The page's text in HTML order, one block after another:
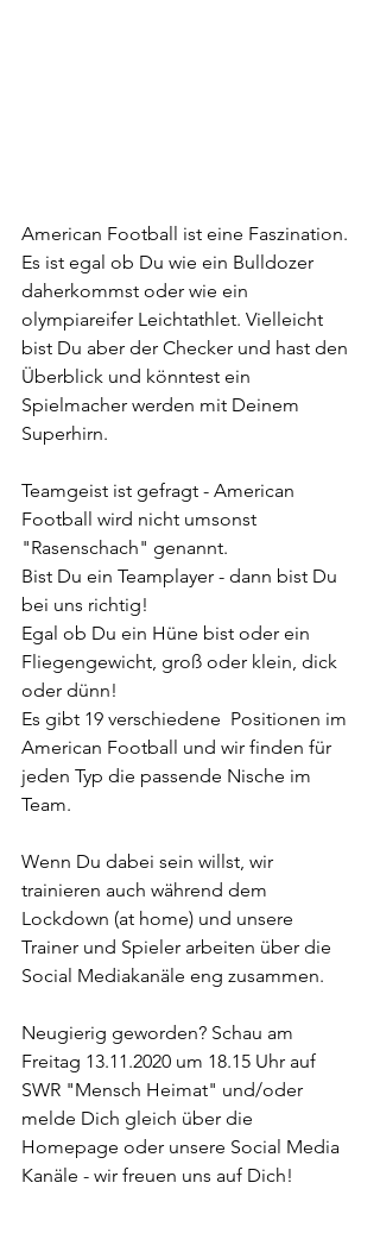
American Football ist eine Faszination.
Es ist egal ob Du wie ein Bulldozer
daherkommst oder wie ein
olympiareifer Leichtathlet. Vielleicht
bist Du aber der Checker und hast den
Überblick und könntest ein
Spielmacher werden mit Deinem
Superhirn.
Teamgeist ist gefragt - American
Football wird nicht umsonst
"Rasenschach" genannt.
Bist Du ein Teamplayer - dann bist Du
bei uns richtig!
Egal ob Du ein Hüne bist oder ein
Fliegengewicht, groß oder klein, dick
oder dünn!
Es gibt 19 verschiedene  Positionen im
American Football und wir finden für
jeden Typ die passende Nische im
Team.
Wenn Du dabei sein willst, wir
trainieren auch während dem
Lockdown (at home) und unsere
Trainer und Spieler arbeiten über die
Social Mediakanäle eng zusammen.
Neugierig geworden? Schau am
Freitag 13.11.2020 um 18.15 Uhr auf
SWR "Mensch Heimat" und/oder
melde Dich gleich über die
Homepage oder unsere Social Media
Kanäle - wir freuen uns auf Dich!